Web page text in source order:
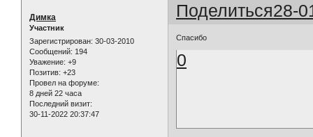
Поделиться28-
Димка
Участник
Зарегистрирован: 30-03-2010
Сообщений: 194
Уважение: +9
Позитив: +23
Провел на форуме:
8 дней 22 часа
Последний визит:
30-11-2022 20:37:47
Спасибо
0